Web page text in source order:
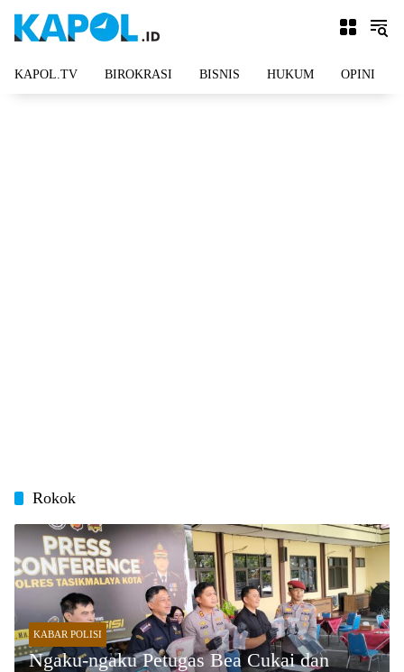
KAPOL.TV BIROKRASI BISNIS HUKUM OPINI
Rokok
KABAR POLISI
Ngaku-ngaku Petugas Bea Cukai dan